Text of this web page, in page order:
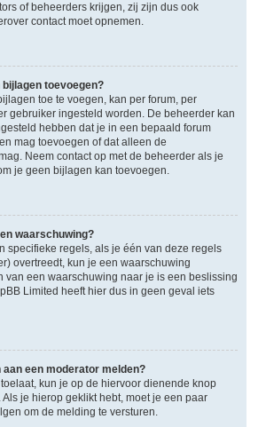
of beheerders krijgen, zij zijn dus ook
contact moet opnemen.
toevoegen?
toe te voegen, kan per forum, per
gebruiker ingesteld worden. De beheerder kan
hebben dat je in een bepaald forum
mag toevoegen of dat alleen de
Neem contact op met de beheerder als je
je geen bijlagen kan toevoegen.
waarschuwing?
specifieke regels, als je één van deze regels
overtreedt, kun je een waarschuwing
van een waarschuwing naar je is een beslissing
Limited heeft hier dus in geen geval iets
aan een moderator melden?
kun je op de hiervoor dienende knop
Als je hierop geklikt hebt, moet je een paar
om de melding te versturen.